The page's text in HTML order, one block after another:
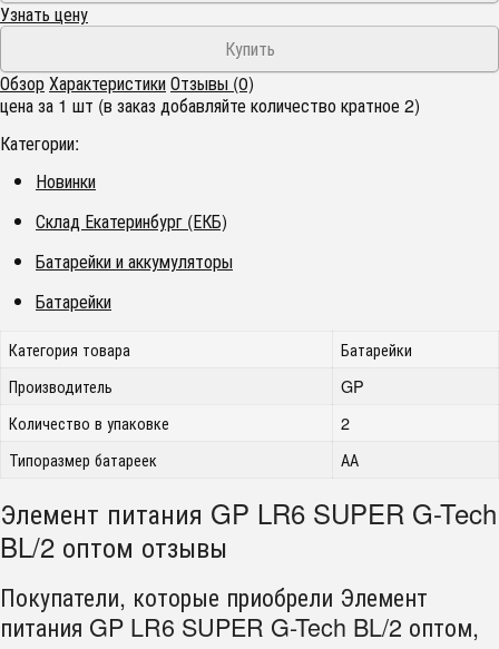
Узнать цену
ОбзорХарактеристикиОтзывы (0)
цена за 1 шт (в заказ добавляйте количество кратное 2)
Категории:
Новинки
Склад Екатеринбург (ЕКБ)
Батарейки и аккумуляторы
Батарейки
Категория товара
Батарейки
Производитель
GP
Количество в упаковке
2
Типоразмер батареек
АА
Элемент питания GP LR6 SUPER G-Tech
BL/2 оптом отзывы
Покупатели, которые приобрели Элемент
питания GP LR6 SUPER G-Tech BL/2 оптом,